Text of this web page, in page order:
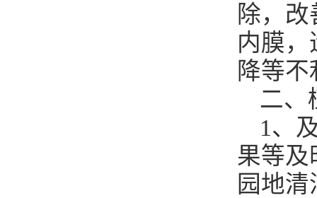
除，
内膜
降等
二、
1、
果等及
园地清